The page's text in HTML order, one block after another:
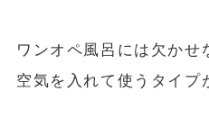
ワンオペ風呂には欠かせ
空気を入れて使うタイプ